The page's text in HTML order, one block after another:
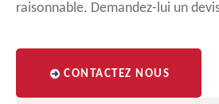
raisonnable. Demandez-lui un
CONTACTEZ NOUS